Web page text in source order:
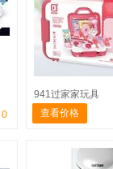
0
941过家家玩具
查看价格